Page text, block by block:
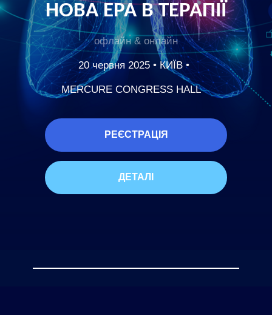
20 червня 2025 •‎ КИЇВ •‎
офлайн & онлайн
MERCURE CONGRESS HALL
НОВА ЕРА В ТЕРАПІЇ
РЕЄСТРАЦІЯ
ДЕТАЛІ